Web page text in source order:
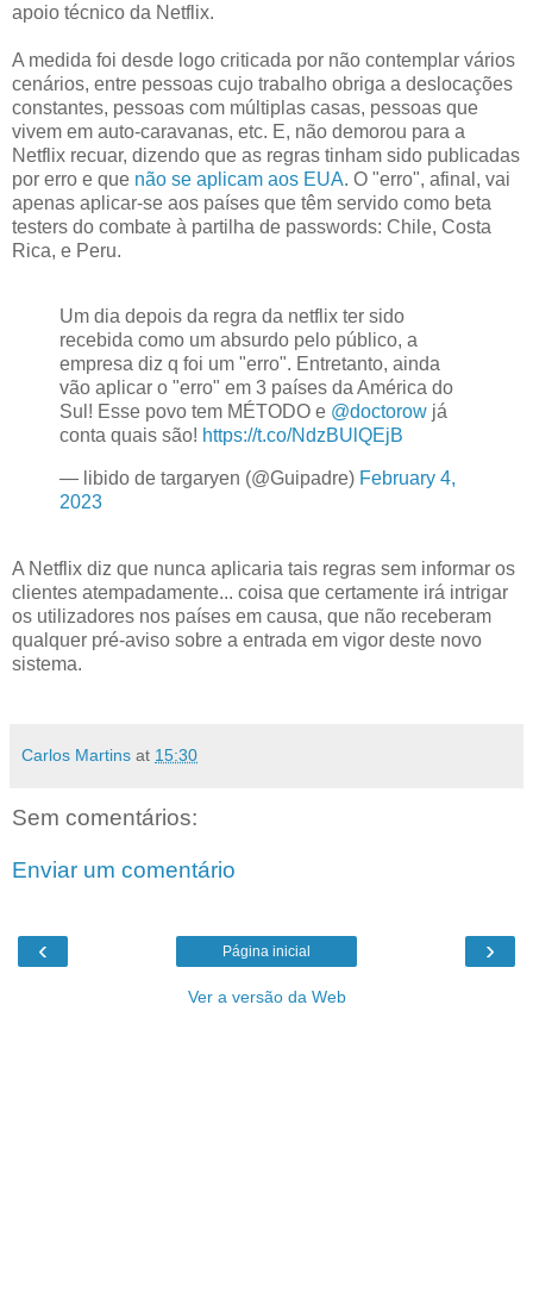
apoio técnico da Netflix.
A medida foi desde logo criticada por não contemplar vários
cenários, entre pessoas cujo trabalho obriga a deslocações
constantes, pessoas com múltiplas casas, pessoas que
vivem em auto-caravanas, etc. E, não demorou para a
Netflix recuar, dizendo que as regras tinham sido publicadas
por erro e que não se aplicam aos EUA. O "erro", afinal, vai
apenas aplicar-se aos países que têm servido como beta
testers do combate à partilha de passwords: Chile, Costa
Rica, e Peru.
Um dia depois da regra da netflix ter sido
recebida como um absurdo pelo público, a
empresa diz q foi um "erro". Entretanto, ainda
vão aplicar o "erro" em 3 países da América do
Sul! Esse povo tem MÉTODO e @doctorow já
conta quais são! https://t.co/NdzBUlQEjB
— libido de targaryen (@Guipadre) February 4,
2023
A Netflix diz que nunca aplicaria tais regras sem informar os
clientes atempadamente... coisa que certamente irá intrigar
os utilizadores nos países em causa, que não receberam
qualquer pré-aviso sobre a entrada em vigor deste novo
sistema.
Carlos Martins at 15:30
Sem comentários:
Enviar um comentário
‹ ›
Página inicial
Ver a versão da Web